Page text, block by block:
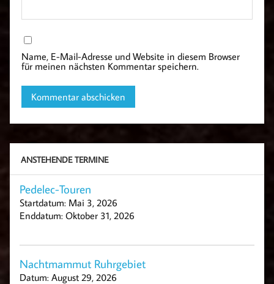
Name, E-Mail-Adresse und Website in diesem Browser
für meinen nächsten Kommentar speichern.
ANSTEHENDE TERMINE
Pedelec-Touren
Startdatum: Mai 3, 2026
Enddatum: Oktober 31, 2026
Nachtmammut Ruhrgebiet
Datum: August 29, 2026